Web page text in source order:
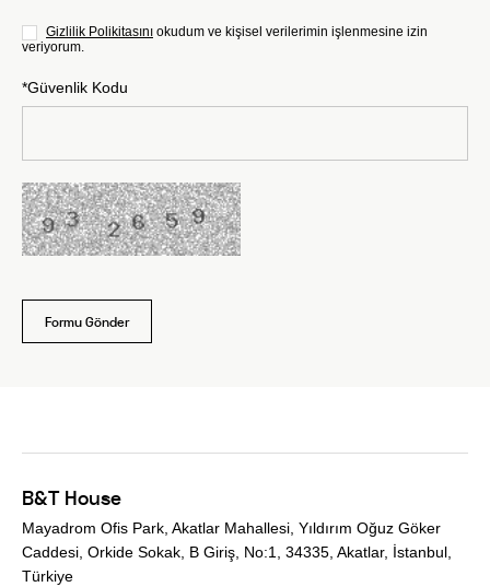
Gizlilik Polikitasını okudum ve kişisel verilerimin işlenmesine izin
veriyorum.
*Güvenlik Kodu
Formu Gönder
B&T House
Mayadrom Ofis Park, Akatlar Mahallesi, Yıldırım Oğuz Göker
Caddesi, Orkide Sokak, B Giriş, No:1, 34335, Akatlar, İstanbul,
Türkiye